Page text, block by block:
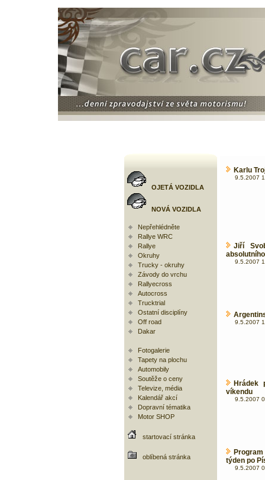
OJETÁ VOZIDLA
NOVÁ VOZIDLA
Nepřehlédněte
Rallye WRC
Rallye
Okruhy
Trucky - okruhy
Závody do vrchu
Rallyecross
Autocross
Trucktrial
Ostatní disciplíny
Off road
Dakar
Fotogalerie
Tapety na plochu
Automobily
Soutěže o ceny
Televize, média
Kalendář akcí
Dopravní tématika
Motor SHOP
startovací stránka
oblíbená stránka
Karlu
9.5.2007
Jiří
9.5.2007
9.5.2007
Hrádek
víkendu
9.5.2007
týden po
9.5.2007